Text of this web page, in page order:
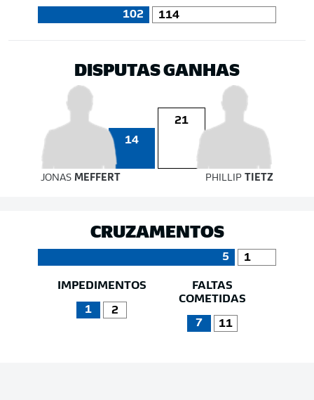
102 114
DISPUTAS GANHAS
14
21
JONAS MEFFERT PHILLIP TIETZ
CRUZAMENTOS
5 1
IMPEDIMENTOS
1 2
FALTAS
COMETIDAS
7 11